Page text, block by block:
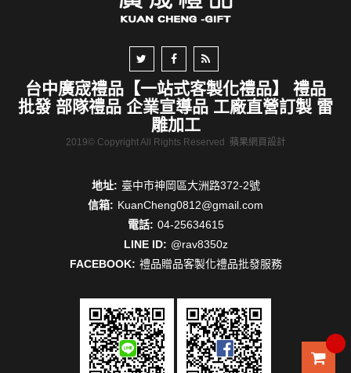
台中廣宬禮品【一站式客製化禮品】 禮品
批發 部隊禮品 企業宣導品 工廠直營訂製 雷
雕加工
2019© Copyright All Rights Reserved 蘋果網頁設計
地址: 臺中市神岡區大洲路372-2號
信箱: KuanCheng0812@gmail.com
電話: 04-25634615
LINE ID: @rav8350z
FACEBOOK: 禮品贈品客製化禮品批發服務